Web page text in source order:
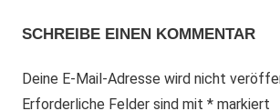
SCHREIBE EINEN KOMMENTAR
Deine E-Mail-Adresse wird nicht
Erforderliche Felder sind mit * markiert